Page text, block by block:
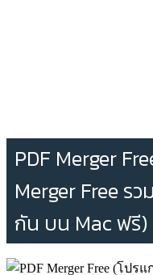
PDF Merger
Merger Free รว
กัน บน Mac ฟรี)